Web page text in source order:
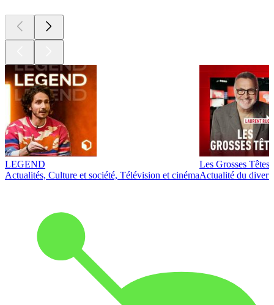
LEGEND
Actualités, Culture et société, Télévision et cinéma
Les Grosses Têtes
Actualité du